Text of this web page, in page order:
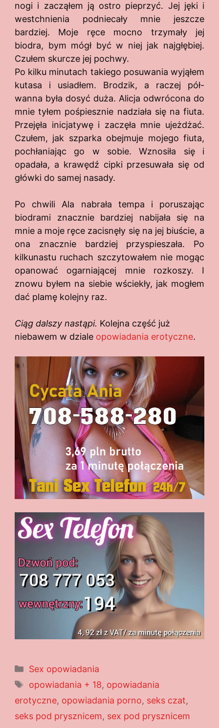
nogi i zacząłem ją ostro pieprzyć. Jej jęki i
westchnienia podniecały mnie jeszcze
bardziej. Moje ręce mocno trzymały jej
biodra, bym mógł być w niej jak najgłębiej.
Czułem skurcze jej pochwy.
Po kilku minutach takiego posuwania wyjąłem
kutasa i usiadłem. Brodzik, a raczej pół-
wanna była dosyć duża. Alicja odwrócona do
mnie tyłem pośpiesznie nadziała się na fiuta.
Przejęła inicjatywę i zaczęła mnie ujeżdżać.
Czułem, jak szparka obejmuje mojego fiuta,
pochłaniając go w sobie. Wznosiła się i
opadała, a krawędź cipki przesuwała się od
główki do samej nasady.
Po chwili Ala nabrała tempa i poruszając
biodrami znacznie bardziej nabijała się na
mnie a moje ręce zacisnęły się na jej biuście, a
ona znacznie bardziej przyspieszała. Po
kilkunastu ruchach szczytowałem nie mogąc
opanować ogarniającej mnie rozkoszy. I
znowu byłem na siebie wściekły, jak mogłem
dać plamę kolejny raz.
Ciąg dalszy nastąpi. Kolejna część już
niebawem w dziale opowiadania erotyczne.
Kategorie
Sex opowiadania
Tagi
opowiadania + 18, opowiadania
erotyczne, opowiadania porno, seks czat,
seks pod prysznicem, sex pod prysznicem